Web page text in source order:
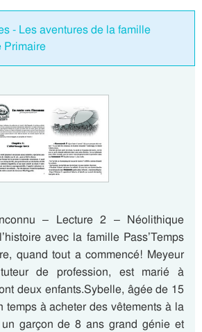
- Les aventures de la famille
Primaire
– Lecture 2 – Néolithique
avec la famille Pass’Temps
quand tout a commencé! Meyeur
de profession, est marié à
deux enfants.Sybelle, âgée de 15
temps à acheter des vêtements à la
garçon de 8 ans grand génie et